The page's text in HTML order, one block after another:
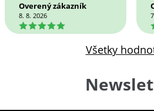
Overený zákazník
8. 8. 2026
5
Všetky